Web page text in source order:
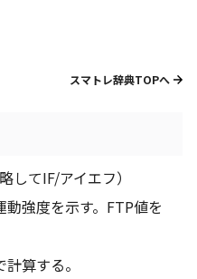
スマトレ辞典TOPへ
てIF/アイエフ）
動強度を示す。FTP値を
算する。